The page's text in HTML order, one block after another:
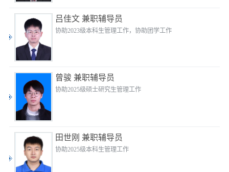
吕佳文 兼职辅导员
协助2023级本科生管理工作，协助团学工作
曾骏 兼职辅导员
协助2025级硕士研究生管理工作
田世刚 兼职辅导员
协助2025级本科生管理工作